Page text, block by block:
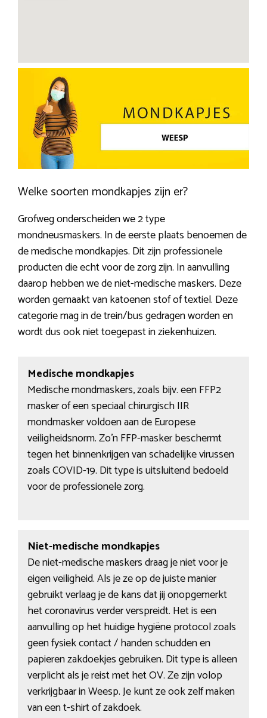
Welke soorten mondkapjes zijn er?
Grofweg onderscheiden we 2 type
mondneusmaskers. In de eerste plaats benoemen de
de medische mondkapjes. Dit zijn professionele
producten die echt voor de zorg zijn. In aanvulling
daarop hebben we de niet-medische maskers. Deze
worden gemaakt van katoenen stof of textiel. Deze
categorie mag in de trein/bus gedragen worden en
wordt dus ook niet toegepast in ziekenhuizen.
Medische mondkapjes
Medische mondmaskers, zoals bijv. een FFP2
masker of een speciaal chirurgisch IIR
mondmasker voldoen aan de Europese
veiligheidsnorm. Zo’n FFP-masker beschermt
tegen het binnenkrijgen van schadelijke virussen
zoals COVID-19. Dit type is uitsluitend bedoeld
voor de professionele zorg.
Niet-medische mondkapjes
De niet-medische maskers draag je niet voor je
eigen veiligheid. Als je ze op de juiste manier
gebruikt verlaag je de kans dat jij onopgemerkt
het coronavirus verder verspreidt. Het is een
aanvulling op het huidige hygiëne protocol zoals
geen fysiek contact / handen schudden en
papieren zakdoekjes gebruiken. Dit type is alleen
verplicht als je reist met het OV. Ze zijn volop
verkrijgbaar in Weesp. Je kunt ze ook zelf maken
van een t-shirt of zakdoek.